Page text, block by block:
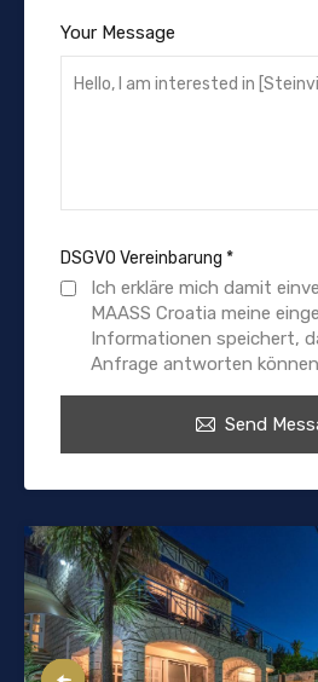
Your Message
DSGVO Vereinbarung *
Ich erkläre mich damit
MAASS Croatia meine
Informationen speichert,
Anfrage antworten
Send